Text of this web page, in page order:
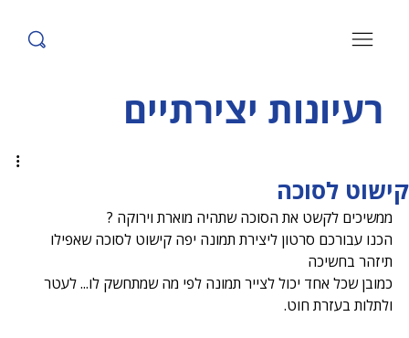
קישוט לסוכה
ממשיכים לקשט את הסוכה שתהיה מוארת וירוקה ?
הכנו עבורכם סרטון ליצירת תמונה יפה קישוט לסוכה שאפילו
תיזהר בחשיכה
כמובן שכל אחד יכול לצייר תמונה לפי מה שמתחשק לו... לעטר
ולתלות בעזרת חוט.
רעיונות יצירתיים